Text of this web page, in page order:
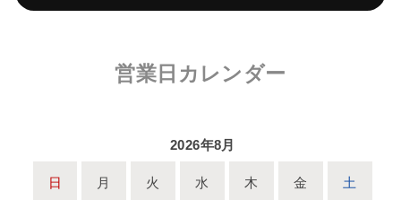
営業日カレンダー
2026年8月
日 月 火 水 木 金 土